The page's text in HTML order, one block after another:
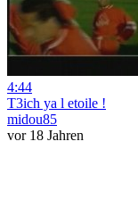
4:44
T3ich ya l etoile !
midou85
vor 18 Jahren